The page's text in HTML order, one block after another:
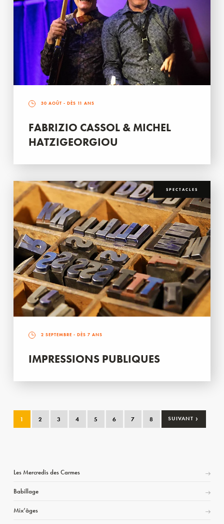
30 AOÛT - DÈS 11 ANS
FABRIZIO CASSOL & MICHEL
HATZIGEORGIOU
SPECTACLES
2 SEPTEMBRE - DÈS 7 ANS
IMPRESSIONS PUBLIQUES
1 2 3 4 5 6 7 8 SUIVANT ›
Les Mercredis des Carmes
Babillage
Mix’âges